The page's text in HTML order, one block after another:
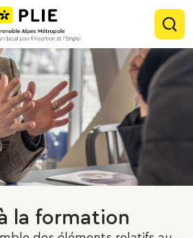
cookies
la formation